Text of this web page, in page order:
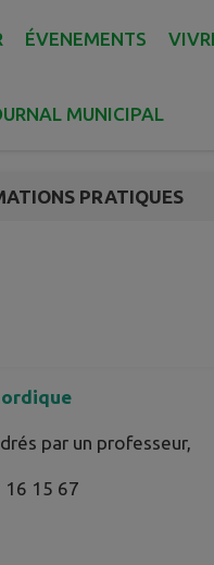
ÉVENEMENTS
MUNICIPAL
PRATIQUES
par un professeur,
16 15 67